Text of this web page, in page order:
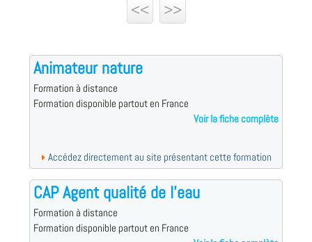
<<
>>
Animateur nature
Formation à distance
Formation disponible partout en France
Voir la fiche complète
Accédez directement au site présentant cette formation
CAP Agent qualité de l'eau
Formation à distance
Formation disponible partout en France